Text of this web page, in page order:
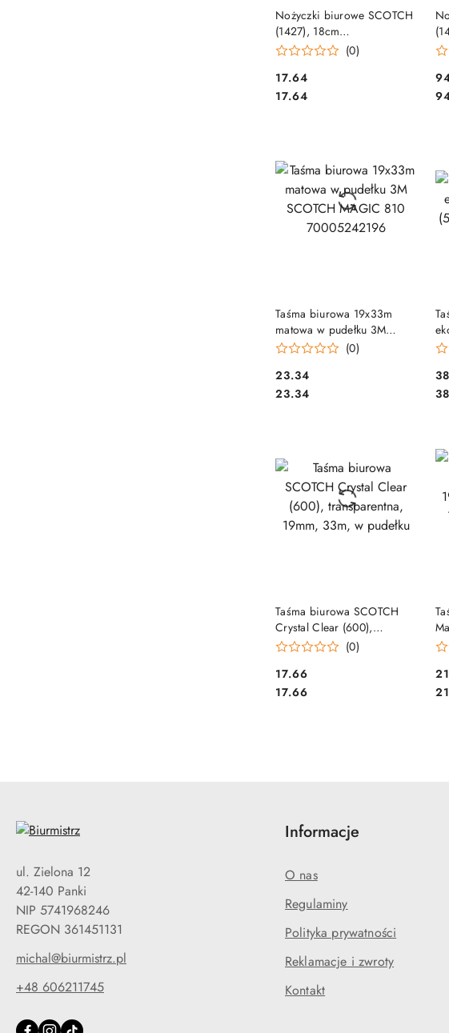
Nożyczki biurowe SCOTCH
(1427), 18cm
ergonomiczne, czerwono-
(0)
Cena:
17.64
Cena:
17.64
DO KOSZYKA
Taśma biurowa 19x33m
matowa w pudełku 3M
SCOTCH MAGIC 810
(0)
Cena:
23.34
Cena:
23.34
DO KOSZYKA
Taśma biurowa SCOTCH
Crystal Clear (600),
transparentna, 19mm, 33m,
(0)
Cena:
17.66
Cena:
17.66
DO KOSZYKA
ul. Zielona 12
42-140 Panki
NIP 5741968246
REGON 361451131
michal@biurmistrz.pl
+48 606211745
Informacje
O nas
Regulaminy
Polityka prywatności
Reklamacje i zwroty
Kontakt